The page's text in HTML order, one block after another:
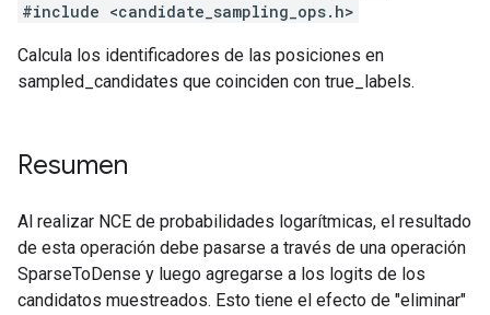
#include <candidate_sampling_ops.h>
Calcula los identificadores de las posiciones en
sampled_candidates que coinciden con true_labels.
Resumen
Al realizar NCE de probabilidades logarítmicas, el resultado
de esta operación debe pasarse a través de una operación
SparseToDense y luego agregarse a los logits de los
candidatos muestreados. Esto tiene el efecto de "eliminar"